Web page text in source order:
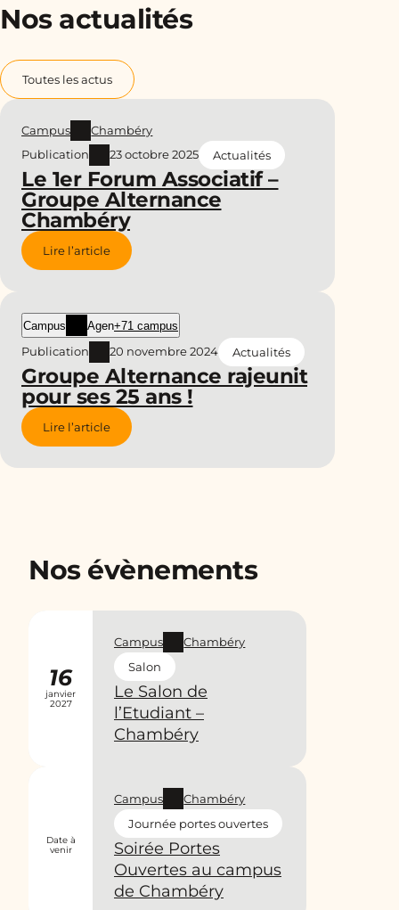
Nos actualités
Toutes les actus
Le 1er Forum Associatif –
Groupe Alternance
Chambéry
Campus
Chambéry
Publication
23 octobre 2025 Actualités
Lire l’article
Groupe Alternance rajeunit
pour ses 25 ans !
Campus Agen+71 campus
Publication 20 novembre 2024 Actualités
Lire l’article
Nos évènements
Le Salon de
l’Etudiant –
Chambéry
Campus
Chambéry
Salon
16
janvier
2027
Soirée Portes
Ouvertes au campus
de Chambéry
Campus
Chambéry
Journée portes ouvertes
Date à
venir